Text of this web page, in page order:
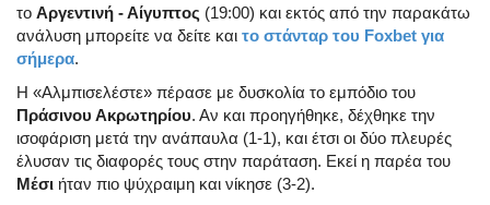
το Αργεντινή - Αίγυπτος (19:00) και εκτός από την παρακάτω
ανάλυση μπορείτε να δείτε και το στάνταρ του Foxbet για
σήμερα.
Η «Αλμπισελέστε» πέρασε με δυσκολία το εμπόδιο του
Πράσινου Ακρωτηρίου. Αν και προηγήθηκε, δέχθηκε την
ισοφάριση μετά την ανάπαυλα (1-1), και έτσι οι δύο πλευρές
έλυσαν τις διαφορές τους στην παράταση. Εκεί η παρέα του
Μέσι ήταν πιο ψύχραιμη και νίκησε (3-2).